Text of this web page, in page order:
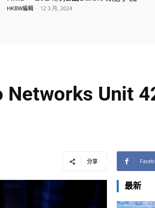
HKBW編輯 - 12 3 月, 2024